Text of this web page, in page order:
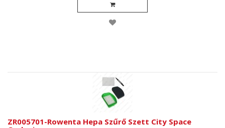
ZR005701-Rowenta Hepa Szűrő Szett City Space